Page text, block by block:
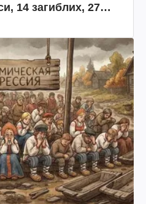
14 загиблих, 27